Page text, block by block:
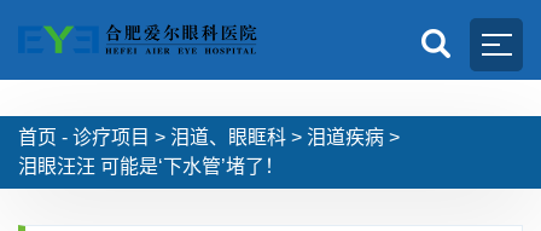
首页 - 诊疗项目 > 泪道、眼眶科 > 泪道疾病 >
泪眼汪汪 可能是‘下水管’堵了！